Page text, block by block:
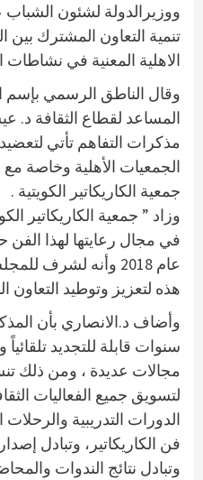
ووزيرالدولة لشئون
تنمية التعاون المشترك
الاهلية المعنية في نشاطات
وقال الناطق الرسمي بإسم
المساعد لقطاع الثقافة د.
مذكرات التفاهم تأتي
الجمعيات الأهلية وخاصة
جمعية الكاريكاتير الكويتية .
وزاد ” جمعية الكاريكاتير
في مجال رعايتها لهذا
عام 2018 وأنه
هذه لتعزيز وتوطيد التعاون
وأضاف د.الانصاري بأن
سنوات قابلة للتجديد
مجالات عديدة ، ومن ذلك
لتسويق جميع الفعاليات
الدورات التدريبية
فن الكاريكاتير، وتبادل
وتبادل نتائج الندوات